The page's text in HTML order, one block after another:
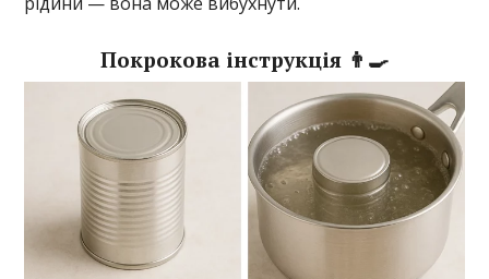
Покрокова інструкція 👨‍🍳